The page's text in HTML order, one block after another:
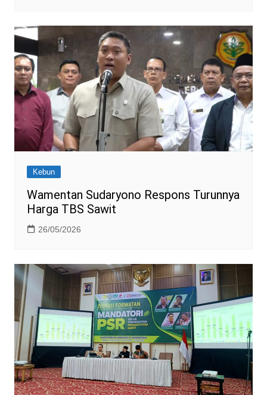
Kebun
Wamentan Sudaryono Respons Turunnya
Harga TBS Sawit
26/05/2026